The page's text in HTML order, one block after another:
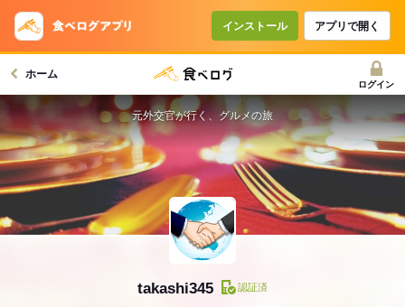
インストール アプリで開く
ホーム
ログイン
takashi345 認証済
元外交官が行く、グルメの旅